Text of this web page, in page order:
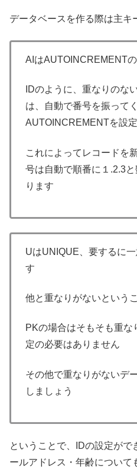
データベースを作る際は主キ
AIはAUTOINCREMENT
IDのように、重なりのな
は、自動で番号を振って
AUTOINCREMENTを設
これによってレコードを
号は自動で順番に１.2.3
ります
UはUNIQUE、要するに
す
他と重なりがないという
PKの場合はそもそも重な
定の必要はありません
その他で重なりがないデ
しましょう
ということで、IDの設定がで
ールアドレス・年齢について